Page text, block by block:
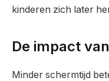
kinderen zich later
De impact
Minder schermtijd